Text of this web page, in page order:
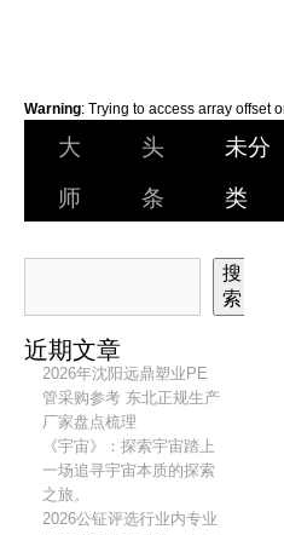
Warning: Trying to access array offset
大
师
头
条
未分
类
搜
索
近期文章
2026年沈阳远鼎塑业PE
管采购参考 东北正规生产
厂家盘点梳理
《宇宙》：探索宇宙踏上
一场追寻宇宙本质的探索
之旅。
2026公钲评选行业内专业